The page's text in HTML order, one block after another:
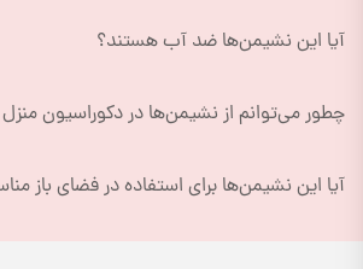
آیا این نشیمن‌ها ضد آب هستند؟
چطور می‌توانم از نشیمن‌ها در دکوراسیون
آیا این نشیمن‌ها برای استفاده در فضای باز